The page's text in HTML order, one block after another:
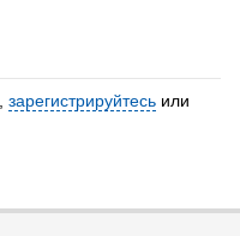
зарегистрируйтесь или